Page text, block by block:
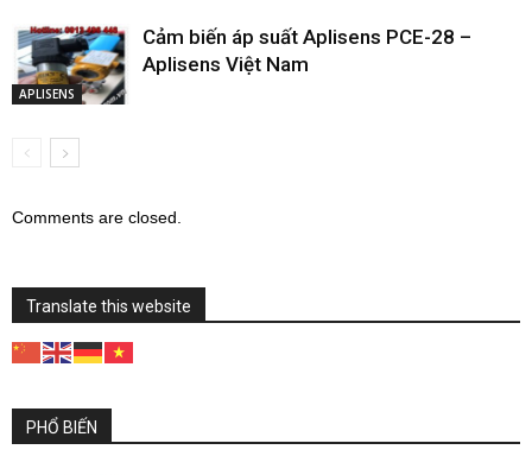
APLISENS
Cảm biến áp suất Aplisens PCE-28 –
Aplisens Việt Nam
Comments are closed.
Translate this website
PHỔ BIẾN